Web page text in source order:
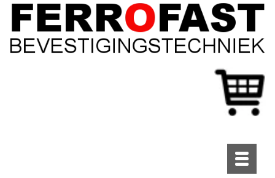
Toggle